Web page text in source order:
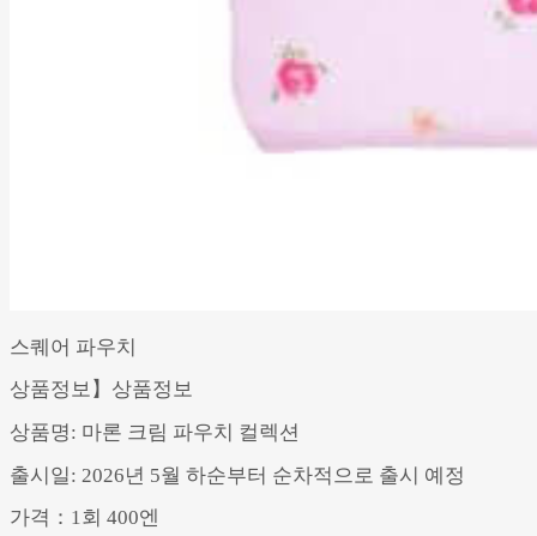
스퀘어 파우치
상품정보】상품정보
상품명: 마론 크림 파우치 컬렉션
출시일: 2026년 5월 하순부터 순차적으로 출시 예정
가격：1회 400엔